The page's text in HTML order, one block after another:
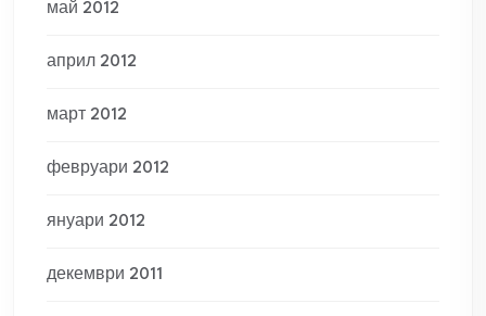
май 2012
април 2012
март 2012
февруари 2012
януари 2012
декември 2011